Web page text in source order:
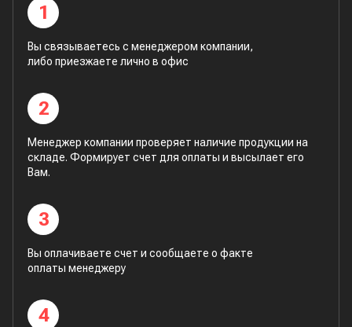
1
Вы связываетесь с менеджером компании,
либо приезжаете лично в офис
2
Менеджер компании проверяет наличие продукции на
складе. Формирует счет для оплаты и высылает его
Вам.
3
Вы оплачиваете счет и сообщаете о факте
оплаты менеджеру
4